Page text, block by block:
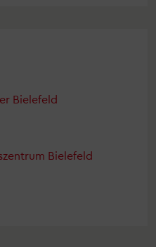
Bielefeld
Bielefeld